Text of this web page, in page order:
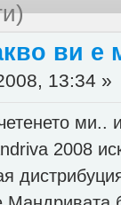
ви е
13:34 »
ми..
2008